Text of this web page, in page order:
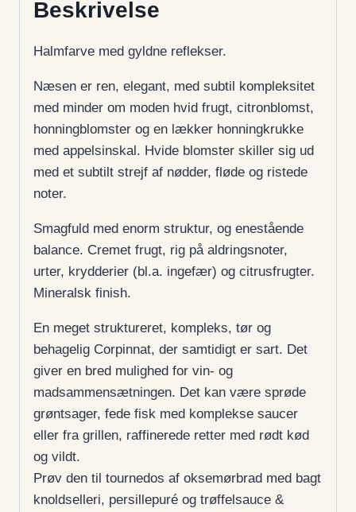
Beskrivelse
Halmfarve med gyldne reflekser.
Næsen er ren, elegant, med subtil kompleksitet
med minder om moden hvid frugt, citronblomst,
honningblomster og en lækker honningkrukke
med appelsinskal. Hvide blomster skiller sig ud
med et subtilt strejf af nødder, fløde og ristede
noter.
Smagfuld med enorm struktur, og enestående
balance. Cremet frugt, rig på aldringsnoter,
urter, krydderier (bl.a. ingefær) og citrusfrugter.
Mineralsk finish.
En meget struktureret, kompleks, tør og
behagelig Corpinnat, der samtidigt er sart. Det
giver en bred mulighed for vin- og
madsammensætningen. Det kan være sprøde
grøntsager, fede fisk med komplekse saucer
eller fra grillen, raffinerede retter med rødt kød
og vildt.
Prøv den til tournedos af oksemørbrad med bagt
knoldselleri, persillepuré og trøffelsauce &